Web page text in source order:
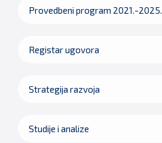
Provedbeni program 2021.-2025.
Registar ugovora
Strategija razvoja
Studije i analize